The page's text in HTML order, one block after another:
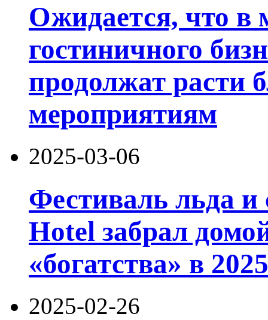
Ожидается, что в
гостиничного
продолжат расти
мероприятиям
2025-03-06
Фестиваль льда и
Hotel забрал
«богатства» в
2025-02-26